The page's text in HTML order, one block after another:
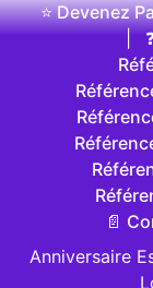
⭐ Devenez
📄
Anniversaire